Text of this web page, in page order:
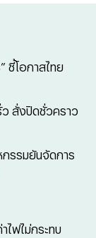
ชี้โอกาสไทย
ว สั่งปิดชั่วคราว
รรมยันจัดการ
ไฟไม่กระทบ